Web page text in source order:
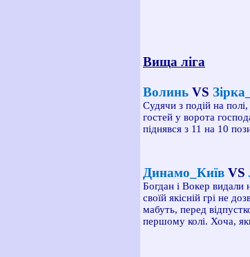
Вища ліга
Волинь VS
Судячи з подій на
гостей у ворота
піднявся з 11 на 10
Динамо_Київ VS
Богдан і Вокер видали
своїй якісній грі не
мабуть, перед
першому колі. Хоча,